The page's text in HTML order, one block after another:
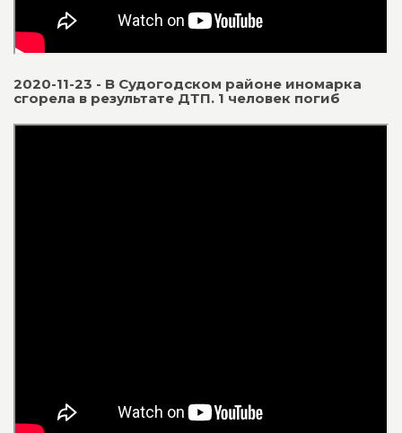
2020-11-23 - В Судогодском районе иномарка
сгорела в результате ДТП. 1 человек погиб